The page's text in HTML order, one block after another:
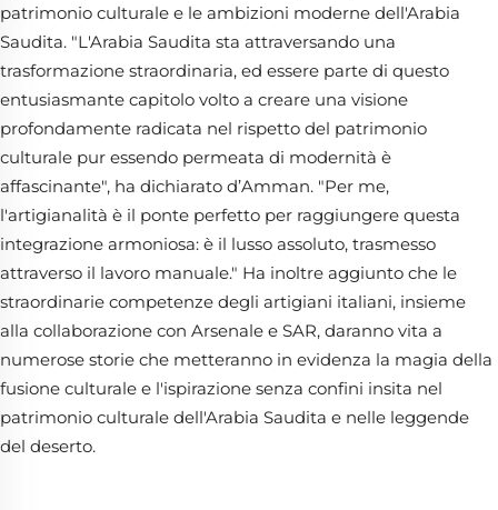
patrimonio culturale e le ambizioni moderne dell'Arabia
Saudita. "L'Arabia Saudita sta attraversando una
trasformazione straordinaria, ed essere parte di questo
entusiasmante capitolo volto a creare una visione
profondamente radicata nel rispetto del patrimonio
culturale pur essendo permeata di modernità è
affascinante", ha dichiarato d’Amman. "Per me,
l'artigianalità è il ponte perfetto per raggiungere questa
integrazione armoniosa: è il lusso assoluto, trasmesso
attraverso il lavoro manuale." Ha inoltre aggiunto che le
straordinarie competenze degli artigiani italiani, insieme
alla collaborazione con Arsenale e SAR, daranno vita a
numerose storie che metteranno in evidenza la magia della
fusione culturale e l'ispirazione senza confini insita nel
patrimonio culturale dell'Arabia Saudita e nelle leggende
del deserto.